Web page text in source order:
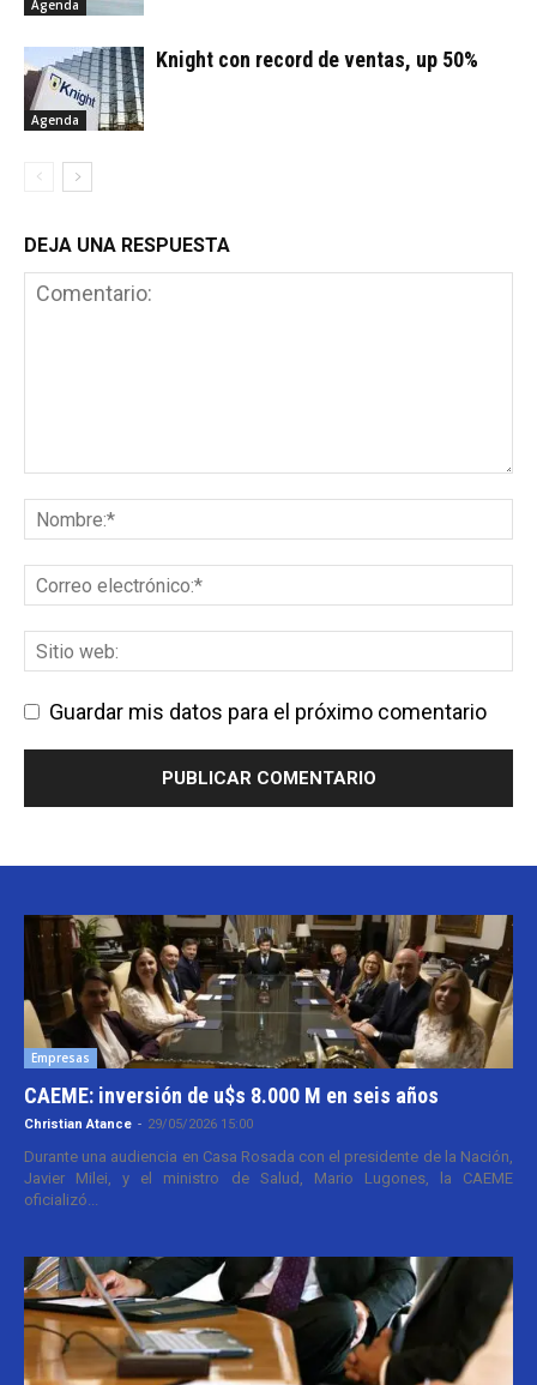
Agenda
Agenda
Knight con record de ventas, up 50%
DEJA UNA RESPUESTA
Guardar mis datos para el próximo comentario
Empresas
CAEME: inversión de u$s 8.000 M en seis años
Christian Atance - 29/05/2026 15:00
Durante una audiencia en Casa Rosada con el presidente de la Nación,
Javier Milei, y el ministro de Salud, Mario Lugones, la CAEME
oficializó...